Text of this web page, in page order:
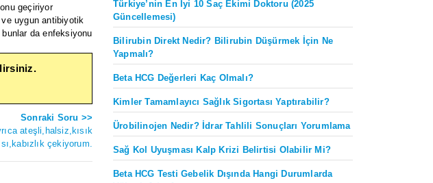
geçiriyor
uygun antibiyotik
bunlar da enfeksiyonu
Sonraki Soru >>
ateşli,halsiz,kısık
çekiyorum.
Türkiye’nin En İyi 10 Saç Ekimi Doktoru (2025
Güncellemesi)
Bilirubin Direkt Nedir? Bilirubin Düşürmek İçin Ne
Yapmalı?
Beta HCG Değerleri Kaç Olmalı?
Kimler Tamamlayıcı Sağlık Sigortası Yaptırabilir?
Ürobilinojen Nedir? İdrar Tahlili Sonuçları Yorumlama
Sağ Kol Uyuşması Kalp Krizi Belirtisi Olabilir Mi?
Beta HCG Testi Gebelik Dışında Hangi Durumlarda